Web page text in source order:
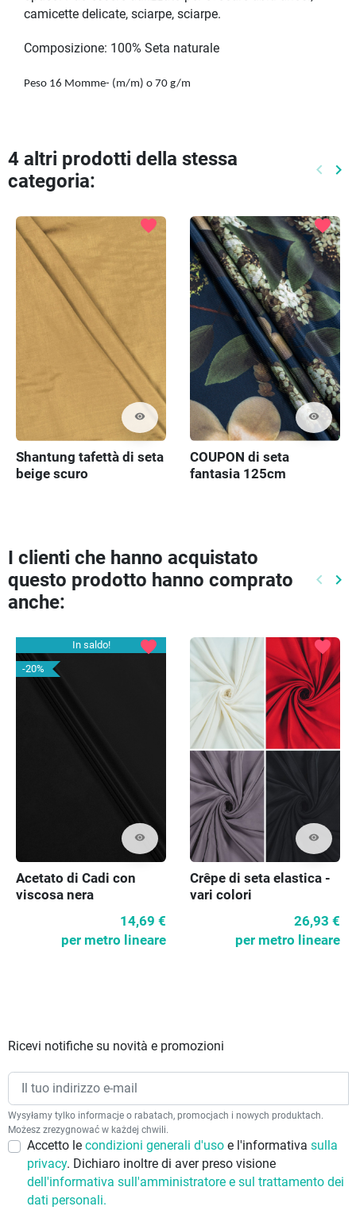
camicette delicate, sciarpe, sciarpe.
Composizione: 100% Seta naturale
Peso 16 Momme- (m/m) o 70 g/m
4 altri prodotti della stessa
categoria:
keyboard_arrow_left keyboard_arrow_right
visibility
favorite
Shantung tafettà di seta
beige scuro
visibility
favorite
COUPON di seta
fantasia 125cm
I clienti che hanno acquistato
questo prodotto hanno comprato
anche:
keyboard_arrow_left keyboard_arrow_right
In saldo!
-20%
visibility
favorite
Acetato di Cadi con
viscosa nera
14,69 €
per metro lineare
visibility
favorite
Crêpe di seta elastica -
vari colori
26,93 €
per metro lineare
Ricevi notifiche su novità e promozioni
Wysyłamy tylko informacje o rabatach, promocjach i nowych produktach.
Możesz zrezygnować w każdej chwili.
Accetto le condizioni generali d'uso e l'informativa sulla
privacy. Dichiaro inoltre di aver preso visione
dell'informativa sull'amministratore e sul trattamento dei
dati personali.